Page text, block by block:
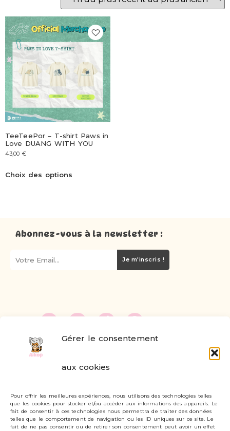
Gérer le consentement
aux cookies
Pour offrir les meilleures expériences, nous utilisons des technologies telles
que les cookies pour stocker et/ou accéder aux informations des appareils. Le
fait de consentir à ces technologies nous permettra de traiter des données
telles que le comportement de navigation ou les ID uniques sur ce site. Le
fait de ne pas consentir ou de retirer son consentement peut avoir un effet
TeeTeePor – T-shirt Paws in
Love DUANG WITH YOU
43,00 €
Choix des options
Abonnez-vous à la newsletter :
Je m'inscris !
Livraisons et retours
Mon compte